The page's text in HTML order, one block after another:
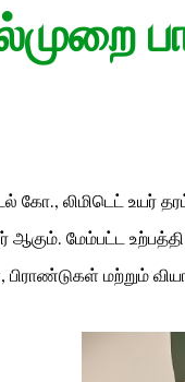
லிமிடெட் உயர்
ஆகும். மேம்பட்ட
பிராண்டுகள் மற்றும்